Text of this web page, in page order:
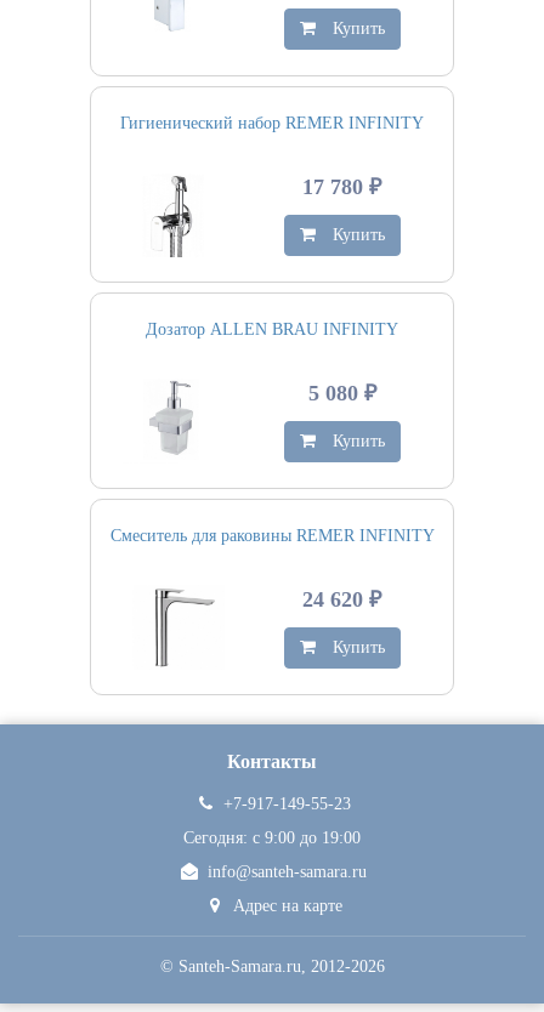
Купить
Гигиенический набор REMER INFINITY
17 780 ₽
Купить
Дозатор ALLEN BRAU INFINITY
5 080 ₽
Купить
Смеситель для раковины REMER INFINITY
24 620 ₽
Купить
Контакты
+7-917-149-55-23
Сегодня: c 9:00 до 19:00
info@santeh-samara.ru
Адрес на карте
© Santeh-Samara.ru, 2012-2026